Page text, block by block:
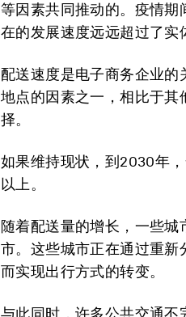
等因素共同推动的。疫情
在的发展速度远远超过了实
配送速度是电子商务企业的
地点的因素之一，相比于
择。
如果维持现状，到2030年
以上。
随着配送量的增长，一些
市。这些城市正在通过重新
而实现出行方式的转变。
与此同时，许多公共交通不